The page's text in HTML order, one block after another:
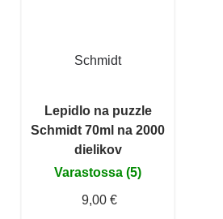
Schmidt
Lepidlo na puzzle
Schmidt 70ml na 2000
dielikov
Varastossa (5)
9,00 €